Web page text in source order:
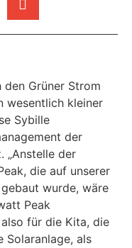
den Grüner Strom
wesentlich kleiner
Sybille
der
„Anstelle der
die auf unserer
wurde, wäre
Peak
für die Kita, die
Solaranlage, als